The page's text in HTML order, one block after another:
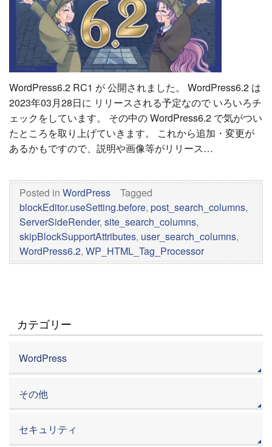
WordPress6.2 RC1 が 公開されました。 WordPress6.2 は
2023年03月28日に リリースされる予定なので いろいろチ
ェックをしています。 その中の WordPress6.2 で気がつい
たところを取り上げていきます。 これから追加・変更が
あるかもですので、説明や画像等がリリース…
Posted in WordPress
Tagged
blockEditor.useSetting.before, post_search_columns,
ServerSideRender, site_search_columns,
skipBlockSupportAttributes, user_search_columns,
WordPress6.2, WP_HTML_Tag_Processor
カテゴリー
WordPress
その他
セキュリティ